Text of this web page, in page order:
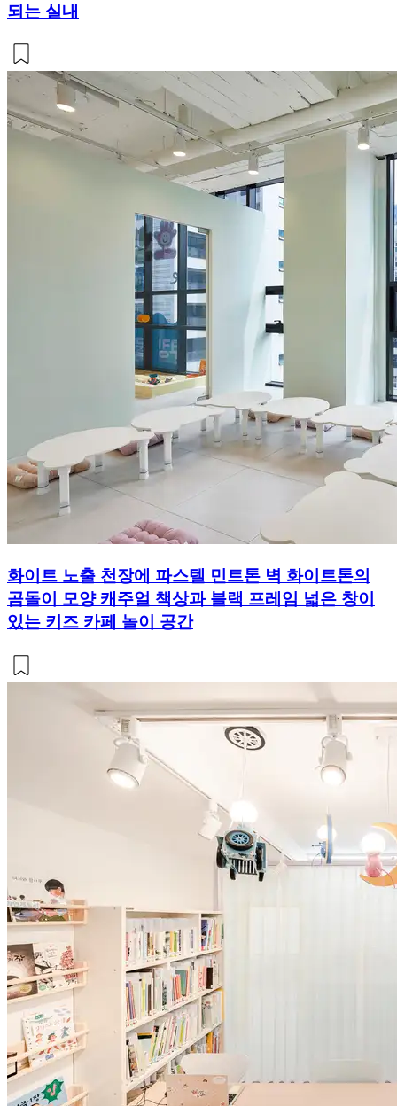
되는 실내
화이트 노출 천장에 파스텔 민트톤 벽 화이트톤의
곰돌이 모양 캐주얼 책상과 블랙 프레임 넓은 창이
있는 키즈 카페 놀이 공간